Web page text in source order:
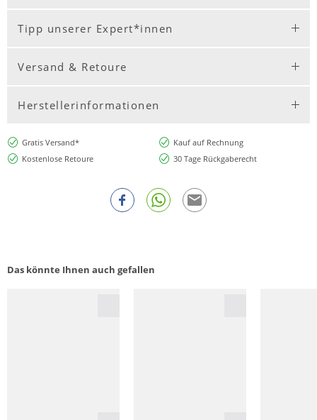
Tipp unserer Expert*innen
Versand & Retoure
Herstellerinformationen
Gratis Versand*
Kauf auf Rechnung
Kostenlose Retoure
30 Tage Rückgaberecht
Das könnte Ihnen auch gefallen